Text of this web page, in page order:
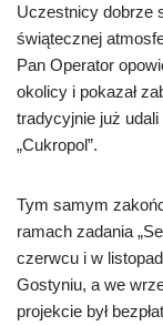
Uczestnicy dobrze
świątecznej
Pan Operator
okolicy i pokazał
tradycyjnie już
„Cukropol”.
Tym samym
ramach zadania
czerwcu i w
Gostyniu, a we
projekcie był